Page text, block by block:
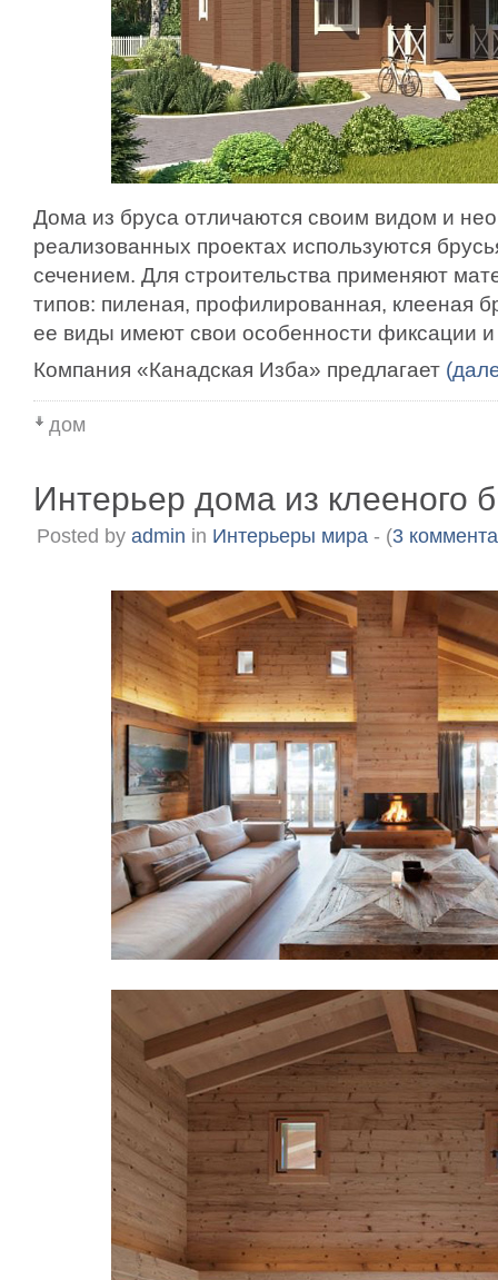
Дома из бруса отличаются своим видом и
реализованных проектах используются
сечением. Для строительства применяют
типов: пиленая, профилированная, клееная
ее виды имеют свои особенности фиксации
Компания «Канадская Изба» предлагает
дом
Интерьер дома из клееного
Posted by admin in Интерьеры мира - (3